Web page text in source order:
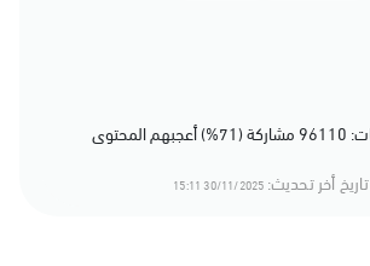
تاريخ أخر تحديث: 30/11/2025 15:11